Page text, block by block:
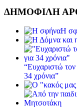
ΔΗΜΟΦΙΛΗ
Η
“Ευχαριστώ
34 χρόνια”